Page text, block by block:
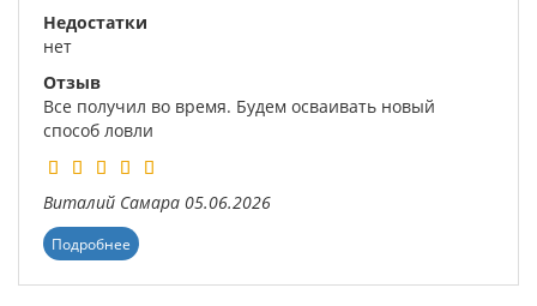
Недостатки
нет
Отзыв
Все получил во время. Будем осваивать новый
способ ловли
Виталий Самара 05.06.2026
Подробнее